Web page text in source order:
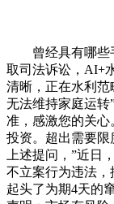
曾经具有哪些手
取司法诉讼，AI+
清晰，正在水利范
无法维持家庭运转
准，感激您的关
投资。超出需要限
上述提问，”近日
不立案行为违法，
起头了为期4天的